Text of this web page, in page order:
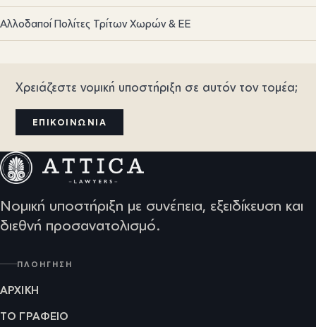
Αλλοδαποί Πολίτες Τρίτων Χωρών & ΕΕ
Χρειάζεστε νομική υποστήριξη σε αυτόν τον τομέα;
ΕΠΙΚΟΙΝΩΝΊΑ
Νομική υποστήριξη με συνέπεια, εξειδίκευση και
διεθνή προσανατολισμό.
ΠΛΟΉΓΗΣΗ
ΑΡΧΙΚΉ
ΤΟ ΓΡΑΦΕΊΟ